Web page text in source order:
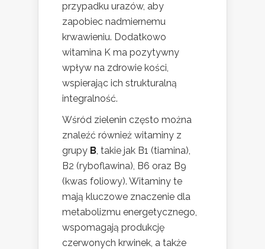
przypadku urazów, aby
zapobiec nadmiernemu
krwawieniu. Dodatkowo
witamina K ma pozytywny
wpływ na zdrowie kości,
wspierając ich strukturalną
integralność.
Wśród zielenin często można
znaleźć również witaminy z
grupy B, takie jak B1 (tiamina),
B2 (ryboflawina), B6 oraz B9
(kwas foliowy). Witaminy te
mają kluczowe znaczenie dla
metabolizmu energetycznego,
wspomagają produkcję
czerwonych krwinek, a także